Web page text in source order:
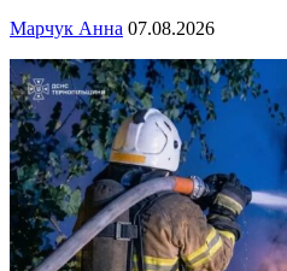
Марчук Анна 07.08.2026